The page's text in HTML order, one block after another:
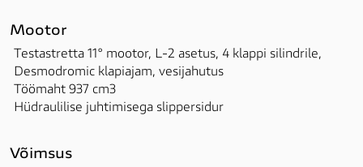
Mootor
Testastretta 11° mootor, L-2 asetus, 4 klappi silindrile,
Desmodromic klapiajam, vesijahutus
Töömaht 937 cm3
Hüdraulilise juhtimisega slippersidur
Võimsus